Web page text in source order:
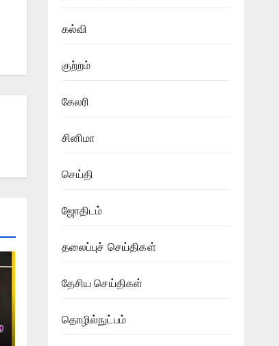
கல்வி
குற்றம்
கேலரி
சினிமா
செய்தி
ஜோதிடம்
தலைப்புச் செய்திகள்
தேசிய செய்திகள்
தொழில்நுட்பம்